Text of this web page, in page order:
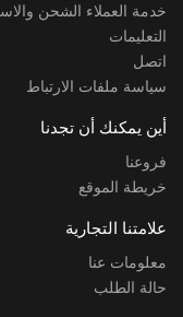
خدمة العملاء الشحن
التعليمات
اتصل
سياسة ملفات الارتباط
أين يمكنك أن تجدنا
فروعنا
خريطة الموقع
علامتنا التجارية
معلومات عنا
حالة الطلب